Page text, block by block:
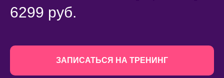
6299 руб.
ЗАПИСАТЬСЯ НА ТРЕНИНГ